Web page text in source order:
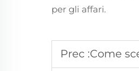
per gli affari.
Prec :Come